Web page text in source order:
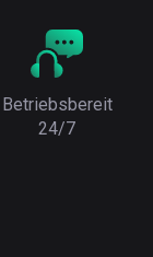
Betriebsbereit
24/7